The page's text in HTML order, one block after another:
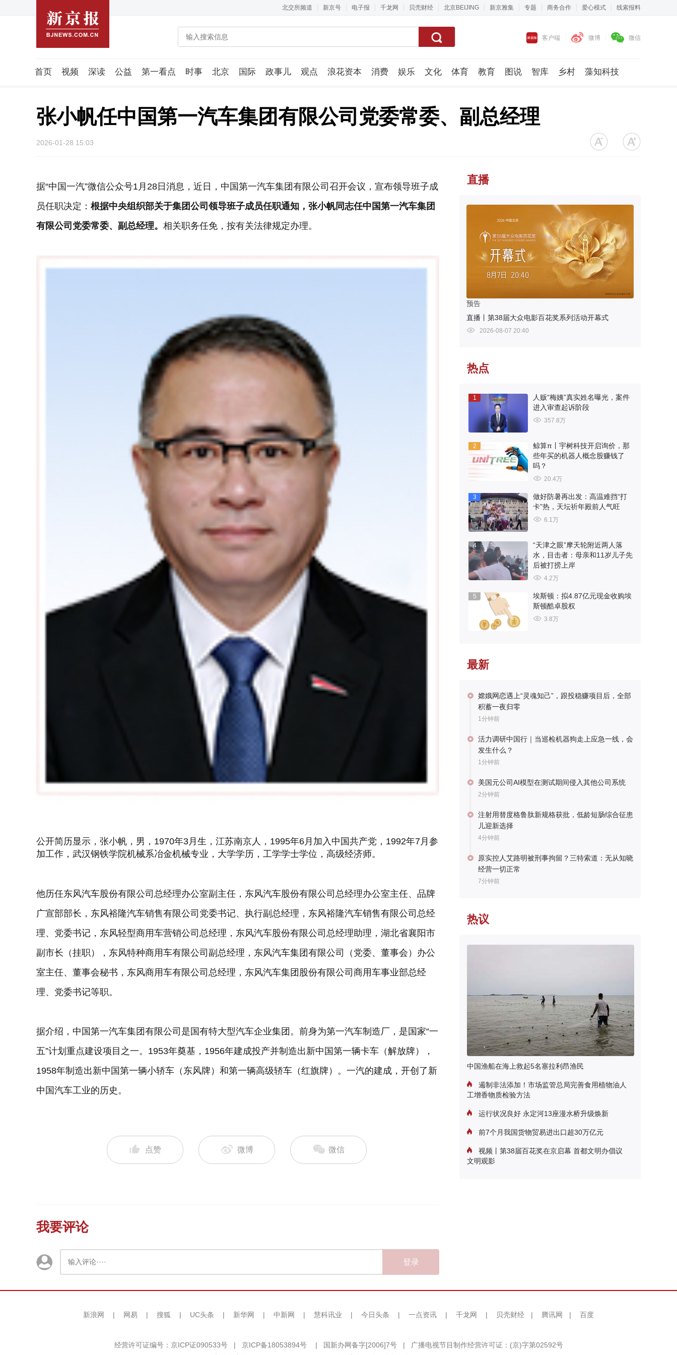
北交所频道 新京号 电子报 千龙网 贝壳财经 北京BEIJING 新京雅集 专题 商务合作 爱心模式 线索报料
客户端 微博 微信
首页 视频 深读 公益 第一看点 时事 北京 国际 政事儿 观点 浪花资本 消费 娱乐 文化 体育 教育 图说 智库 乡村 藻知科技
张小帆任中国第一汽车集团有限公司党委常委、副总经理
2026-01-28 15:03
据“中国一汽”微信公众号1月28日消息，近日，中国第一汽车集团有限公司召开会议，宣布领导班子成
员任职决定： 根据中央组织部关于集团公司领导班子成员任职通知，张小帆同志任中国第一汽车集团
有限公司党委常委、副总经理。 相关职务任免，按有关法律规定办理。
公开简历显示，张小帆，男，1970年3月生，江苏南京人，1995年6月加入中国共产党，1992年7月参
加工作，武汉钢铁学院机械系冶金机械专业，大学学历，工学学士学位，高级经济师。
他历任东风汽车股份有限公司总经理办公室副主任，东风汽车股份有限公司总经理办公室主任、品牌
广宣部部长，东风裕隆汽车销售有限公司党委书记、执行副总经理，东风裕隆汽车销售有限公司总经
理、党委书记，东风轻型商用车营销公司总经理，东风汽车股份有限公司总经理助理，湖北省襄阳市
副市长（挂职），东风特种商用车有限公司副总经理，东风汽车集团有限公司（党委、董事会）办公
室主任、董事会秘书，东风商用车有限公司总经理，东风汽车集团股份有限公司商用车事业部总经
理、党委书记等职。
据介绍，中国第一汽车集团有限公司是国有特大型汽车企业集团。前身为第一汽车制造厂，是国家“一
五”计划重点建设项目之一。1953年奠基，1956年建成投产并制造出新中国第一辆卡车（解放牌），
1958年制造出新中国第一辆小轿车（东风牌）和第一辆高级轿车（红旗牌）。一汽的建成，开创了新
中国汽车工业的历史。
点赞 微博 微信
我要评论
登录
直播
预告
直播丨第38届大众电影百花奖系列活动开幕式
2026-08-07 20:40
热点
1
人贩“梅姨”真实姓名曝光，案件
进入审查起诉阶段
357.8万
2
鲸算π丨宇树科技开启询价，那
些年买的机器人概念股赚钱了
吗？
20.4万
3
做好防暑再出发：高温难挡“打
卡”热，天坛祈年殿前人气旺
6.1万
4
“天津之眼”摩天轮附近两人落
水，目击者：母亲和11岁儿子先
后被打捞上岸
4.2万
5
埃斯顿：拟4.87亿元现金收购埃
斯顿酷卓股权
3.8万
最新
嫦娥网恋遇上“灵魂知己”，跟投稳赚项目后，全部
积蓄一夜归零
1分钟前
活力调研中国行｜当巡检机器狗走上应急一线，会
发生什么？
1分钟前
美国元公司AI模型在测试期间侵入其他公司系统
2分钟前
注射用替度格鲁肽新规格获批，低龄短肠综合征患
儿迎新选择
4分钟前
原实控人艾路明被刑事拘留？三特索道：无从知晓
经营一切正常
7分钟前
热议
中国渔船在海上救起5名塞拉利昂渔民
遏制非法添加！市场监管总局完善食用植物油人
工增香物质检验方法
运行状况良好 永定河13座漫水桥升级焕新
前7个月我国货物贸易进出口超30万亿元
视频丨第38届百花奖在京启幕 首都文明办倡议
文明观影
新浪网 | 网易 | 搜狐 | UC头条 | 新华网 | 中新网 | 慧科讯业 | 今日头条 | 一点资讯 | 千龙网 | 贝壳财经 | 腾讯网 | 百度
经营许可证编号：京ICP证090533号 | 京ICP备18053894号 | 国新办网备字[2006]7号 |
广播电视节目制作经营许可证：(京)字第02592号